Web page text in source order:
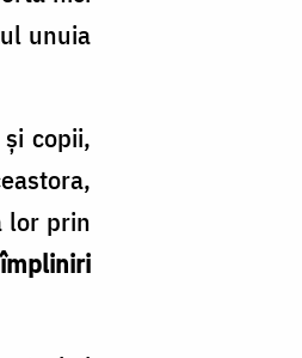
unuia
copii,
lor prin